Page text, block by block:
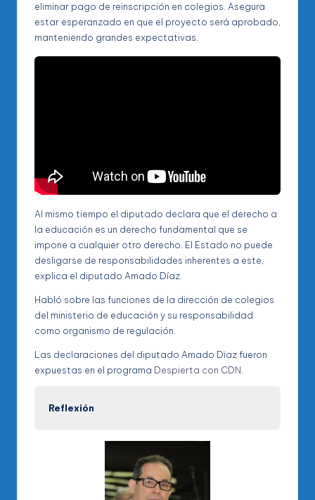
eliminar pago de reinscripción en colegios. Asegura
estar esperanzado en que el proyecto será aprobado,
manteniendo grandes expectativas.
Al mismo tiempo el diputado declara que el derecho a
la educación es un derecho fundamental que se
impone a cualquier otro derecho. El Estado no puede
desligarse de responsabilidades inherentes a este,
explica el diputado Amado Díaz.
Habló sobre las funciones de la dirección de colegios
del ministerio de educación y su responsabilidad
como organismo de regulación.
Las declaraciones del diputado Amado Dïaz fueron
expuestas en el programa Despierta con CDN
Reflexión